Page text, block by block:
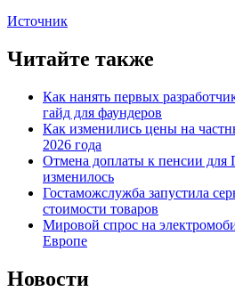
Источник
Читайте также
Как нанять первых
гайд для фаундеров
Как изменились цены на
2026 года
Отмена доплаты к пенсии для
изменилось
Гостаможслужба запустила
стоимости товаров
Мировой спрос на
Европе
Новости